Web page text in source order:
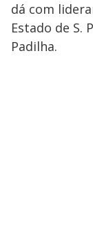
dá com
Estado de S.
Padilha.